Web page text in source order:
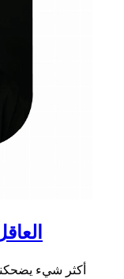
أكثر شيء